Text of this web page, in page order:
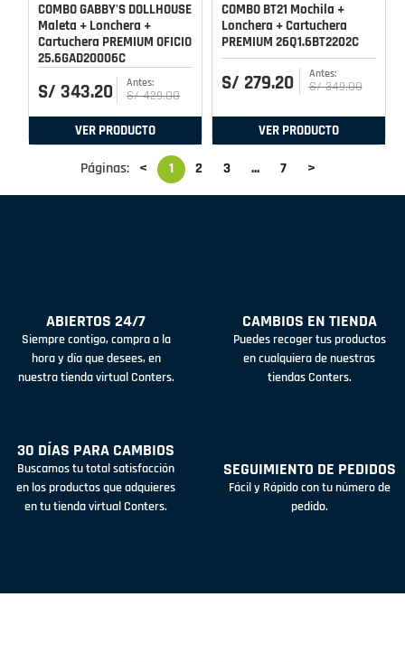
COMBO GABBY'S DOLLHOUSE
Maleta + Lonchera +
Cartuchera PREMIUM OFICIO
25.6GAD20006C
S/ 343.20 S/ 429.00
VER PRODUCTO
COMBO BT21 Mochila +
Lonchera + Cartuchera
PREMIUM 26Q1.6BT2202C
S/ 279.20 S/ 349.00
VER PRODUCTO
Páginas: < 1 2 3 ... 7 >
ABIERTOS 24/7
Siempre contigo, compra a la
hora y día que desees, en
nuestra tienda virtual Conters.
CAMBIOS EN TIENDA
Puedes recoger tus productos
en cualquiera de nuestras
tiendas Conters.
30 DÍAS PARA CAMBIOS
Buscamos tu total satisfacción
en los productos que adquieres
en tu tienda virtual Conters.
SEGUIMIENTO DE PEDIDOS
Fácil y Rápido con tu número de
pedido.